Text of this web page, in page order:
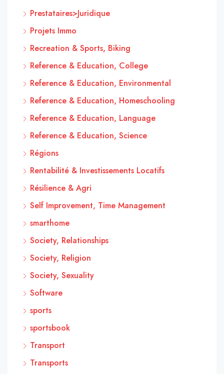
Prestataires>Juridique
Projets Immo
Recreation & Sports, Biking
Reference & Education, College
Reference & Education, Environmental
Reference & Education, Homeschooling
Reference & Education, Language
Reference & Education, Science
Régions
Rentabilité & Investissements Locatifs
Résilience & Agri
Self Improvement, Time Management
smarthome
Society, Relationships
Society, Religion
Society, Sexuality
Software
sports
sportsbook
Transport
Transports